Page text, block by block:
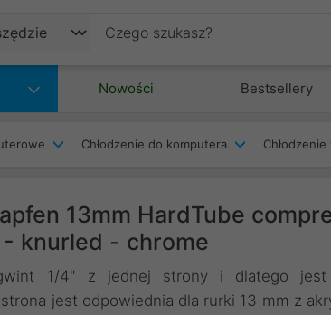
Nowości Bestsellery
Chłodzenie do komputera
13mm HardTube
knurled - chrome
1/4" z jednej strony i dlatego jest
jest odpowiednia dla rurki 13 mm z